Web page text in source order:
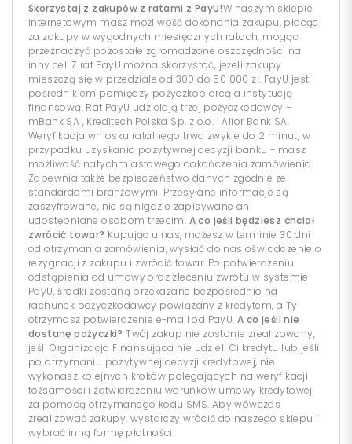
Skorzystaj z zakupów z ratami z PayU!W naszym sklepie
internetowym masz możliwość dokonania zakupu, płacąc
za zakupy w wygodnych miesięcznych ratach, mogąc
przeznaczyć pozostałe zgromadzone oszczędności na
inny cel. Z rat PayU można skorzystać, jeżeli zakupy
mieszczą się w przedziale od 300 do 50 000 zł. PayU jest
pośrednikiem pomiędzy pożyczkobiorcą a instytucją
finansową. Rat PayU udzielają trzej pożyczkodawcy –
mBank SA , Kreditech Polska Sp. z o.o. i Alior Bank SA.
Weryfikacja wniosku ratalnego trwa zwykle do 2 minut, w
przypadku uzyskania pozytywnej decyzji banku - masz
możliwość natychmiastowego dokończenia zamówienia.
Zapewnia także bezpieczeństwo danych zgodnie ze
standardami branżowymi. Przesyłane informacje są
zaszyfrowane, nie są nigdzie zapisywane ani
udostępniane osobom trzecim. A co jeśli będziesz chciał
zwrócić towar? Kupując u nas, możesz w terminie 30 dni
od otrzymania zamówienia, wysłać do nas oświadczenie o
rezygnacji z zakupu i zwrócić towar. Po potwierdzeniu
odstąpienia od umowy oraz zleceniu zwrotu w systemie
PayU, środki zostaną przekazane bezpośrednio na
rachunek pożyczkodawcy powiązany z kredytem, a Ty
otrzymasz potwierdzenie e-mail od PayU. A co jeśli nie
dostanę pożyczki? Twój zakup nie zostanie zrealizowany,
jeśli Organizacja Finansująca nie udzieli Ci kredytu lub jeśli
po otrzymaniu pozytywnej decyzji kredytowej, nie
wykonasz kolejnych kroków polegających na weryfikacji
tożsamości i zatwierdzeniu warunków umowy kredytowej
za pomocą otrzymanego kodu SMS. Aby wówczas
zrealizować zakupy, wystarczy wrócić do naszego sklepu i
wybrać inną formę płatności.